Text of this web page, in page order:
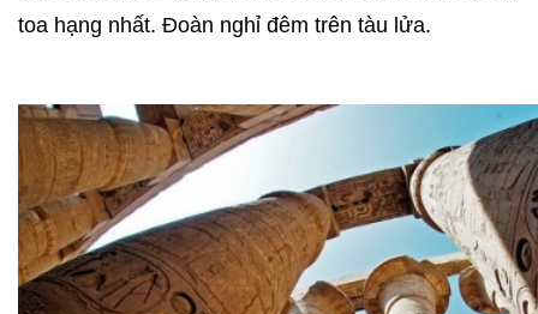
toa hạng nhất. Đoàn nghỉ đêm trên tàu lửa.